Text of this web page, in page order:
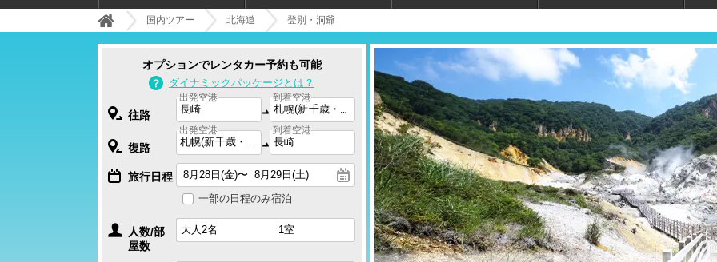
国内ツアー 北海道 登別・洞爺
オプションでレンタカー予約も可能
ダイナミックパッケージとは？
往路
出発空港 到着空港
復路
出発空港 到着空港
旅行日程
一部の日程のみ宿泊
人数/部
屋数